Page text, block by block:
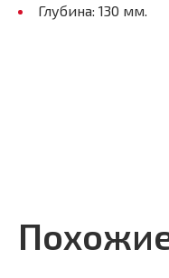
Глубина: 130 мм.